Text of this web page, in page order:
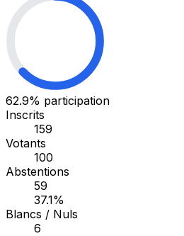
62.9% participation
Inscrits
159
Votants
100
Abstentions
59
37.1%
Blancs / Nuls
6